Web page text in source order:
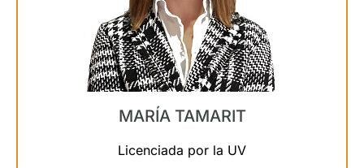
MARÍA TAMARIT
Licenciada por la UV